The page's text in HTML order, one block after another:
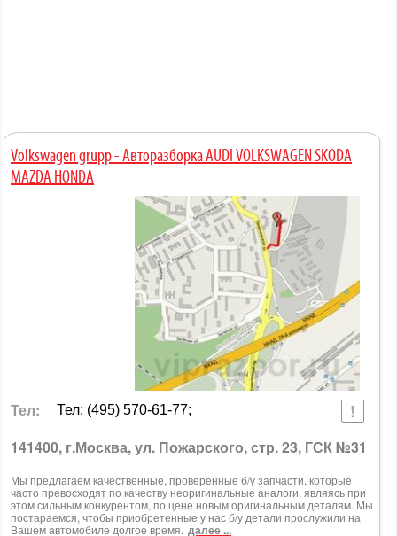
Volkswagen grupp - Авторазборка AUDI VOLKSWAGEN SKODA
MAZDA HONDA
Тел: Тел: (495) 570-61-77;
141400, г.Москва, ул. Пожарского, стр. 23, ГСК №31
Мы предлагаем качественные, проверенные б/у запчасти, которые
часто превосходят по качеству неоригинальные аналоги, являясь при
этом сильным конкурентом, по цене новым оригинальным деталям. Мы
постараемся, чтобы приобретенные у нас б/у детали прослужили на
Вашем автомобиле долгое время. далее ...